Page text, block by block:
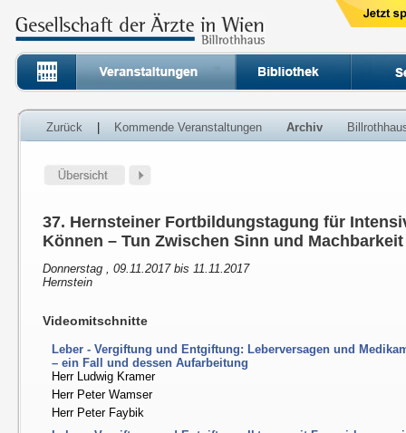
Zurück Kommende Veranstaltungen Archiv
37. Hernsteiner Fortbildungstagung für
Können – Tun Zwischen Sinn und Machbarkeit
Donnerstag , 09.11.2017 bis 11.11.2017
Hernstein
Videomitschnitte
Leber - Vergiftung und Entgiftung: Leberversagen und
– ein Fall und dessen Aufarbeitung
Herr Ludwig Kramer
Herr Peter Wamser
Herr Peter Faybik